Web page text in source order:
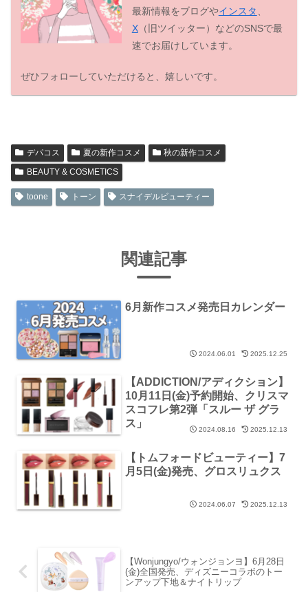
最新情報をブログやインスタ
X（旧ツイッター）などのSNSで最
速でお届けしています。
ぜひフォローしていただけると、嬉しいです。
デパコス 夏の新作コスメ
秋の新作コスメ
BEAUTY & COSMETICS
toone トーン スナイデルビューティー
関連記事
6月新作コスメ発売日カレンダー
2024.06.01 2025.12.25
【ADDICTION/アディクション】
10月11日(金)予約開始、クリスマ
スコフレ第2弾「スルー ザ グラ
ス」
2024.08.16 2025.12.13
【トムフォードビューティー】7
月5日(金)発売、グロスリュクス
2024.06.07 2025.12.13
【Wonjungyo/ウォンジョンヨ】6月28日
(金)全国発売、ディズニーコラボのトー
ンアップ下地＆ナイトリップ